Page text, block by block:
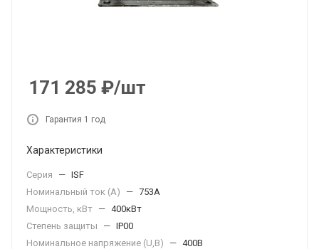
171 285 ₽/шт
Гарантия 1 год
Характеристики
Серия — ISF
Номинальный ток (А)
— 753А
Мощность, кВт — 400кВт
Степень защиты
— IP00
Номинальное напряжение (U,B)
— 400В